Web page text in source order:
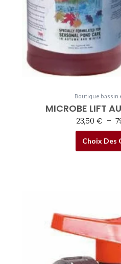
Boutique bassin
MICROBE LIFT
23,50 € –
Choix Des